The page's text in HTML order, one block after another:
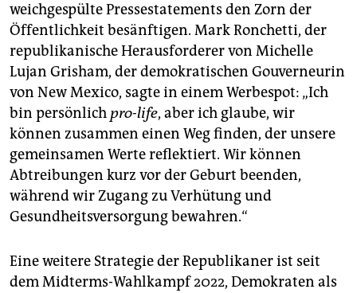
weichgespülte Pressestatements den Zorn der
Öffentlichkeit besänftigen. Mark Ronchetti, der
republikanische Herausforderer von Michelle
Lujan Grisham, der demokratischen Gouverneurin
von New Mexico, sagte in einem Werbespot: „Ich
bin persönlich pro-life, aber ich glaube, wir
können zusammen einen Weg finden, der unsere
gemeinsamen Werte reflektiert. Wir können
Abtreibungen kurz vor der Geburt beenden,
während wir Zugang zu Verhütung und
Gesundheitsversorgung bewahren.“
Eine weitere Strategie der Republikaner ist seit
dem Midterms-Wahlkampf 2022, Demokraten als